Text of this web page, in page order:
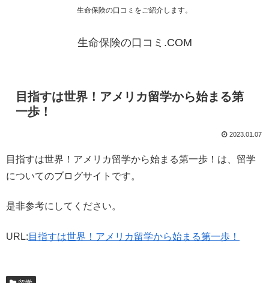
生命保険の口コミをご紹介します。
生命保険の口コミ.COM
目指すは世界！アメリカ留学から始まる第
一歩！
2023.01.07
目指すは世界！アメリカ留学から始まる第一歩！は、留学
についてのブログサイトです。
是非参考にしてください。
URL: 目指すは世界！アメリカ留学から始まる第一歩！